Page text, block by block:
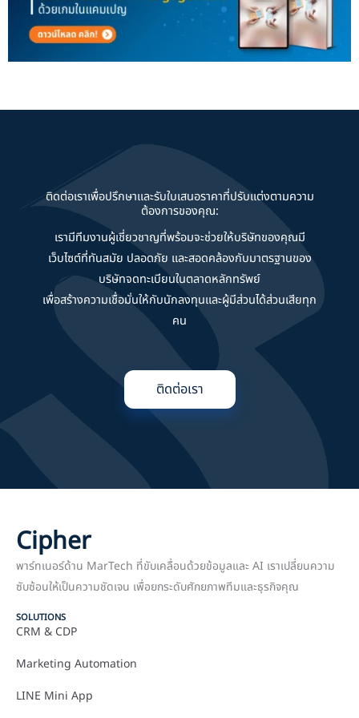
ติดต่อเราเพื่อปรึกษาและรับใบเสนอราคาที่ปรับแต่งตามความ
ต้องการของคุณ:
เรามีทีมงานผู้เชี่ยวชาญที่พร้อมจะช่วยให้บริษัทของคุณมี
เว็บไซต์ที่ทันสมัย ปลอดภัย และสอดคล้องกับมาตรฐานของ
บริษัทจดทะเบียนในตลาดหลักทรัพย์
เพื่อสร้างความเชื่อมั่นให้กับนักลงทุนและผู้มีส่วนได้ส่วนเสียทุก
คน
ติดต่อเรา
Cipher
พาร์ทเนอร์ด้าน MarTech ที่ขับเคลื่อนด้วยข้อมูลและ AI เราเปลี่ยนความ
ซับซ้อนให้เป็นความชัดเจน เพื่อยกระดับศักยภาพทีมและธุรกิจคุณ
SOLUTIONS
CRM & CDP
Marketing Automation
LINE Mini App